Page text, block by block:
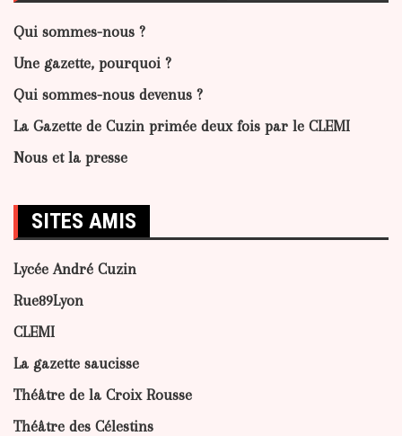
Qui sommes-nous ?
Une gazette, pourquoi ?
Qui sommes-nous devenus ?
La Gazette de Cuzin primée deux fois par le CLEMI
Nous et la presse
SITES AMIS
Lycée André Cuzin
Rue89Lyon
CLEMI
La gazette saucisse
Théâtre de la Croix Rousse
Théâtre des Célestins